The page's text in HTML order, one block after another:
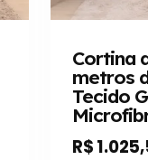
Cortina
metros
Tecido
R$